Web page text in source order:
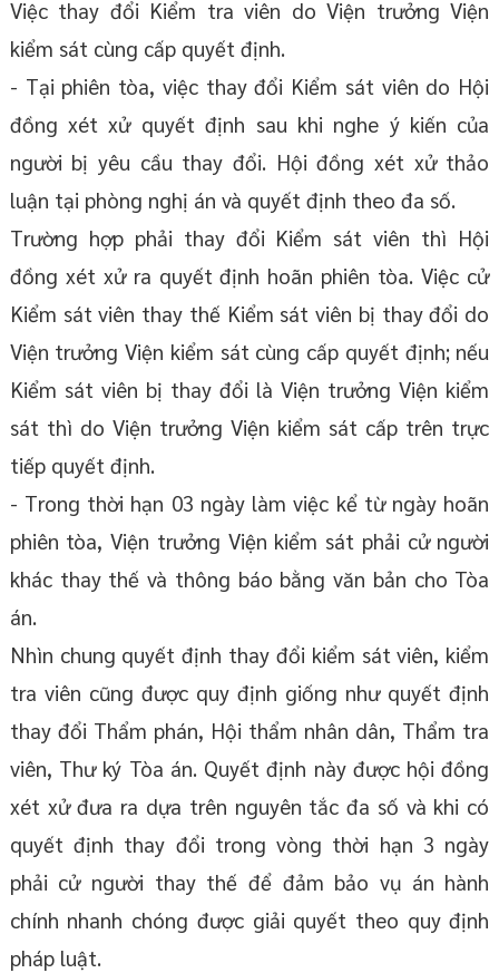
Việc thay đổi Kiểm tra viên do Viện trưởng Viện
kiểm sát cùng cấp quyết định.
- Tại phiên tòa, việc thay đổi Kiểm sát viên do Hội
đồng xét xử quyết định sau khi nghe ý kiến của
người bị yêu cầu thay đổi. Hội đồng xét xử thảo
luận tại phòng nghị án và quyết định theo đa số.
Trường hợp phải thay đổi Kiểm sát viên thì Hội
đồng xét xử ra quyết định hoãn phiên tòa. Việc cử
Kiểm sát viên thay thế Kiểm sát viên bị thay đổi do
Viện trưởng Viện kiểm sát cùng cấp quyết định; nếu
Kiểm sát viên bị thay đổi là Viện trưởng Viện kiểm
sát thì do Viện trưởng Viện kiểm sát cấp trên trực
tiếp quyết định.
- Trong thời hạn 03 ngày làm việc kể từ ngày hoãn
phiên tòa, Viện trưởng Viện kiểm sát phải cử người
khác thay thế và thông báo bằng văn bản cho Tòa
án.
Nhìn chung quyết định thay đổi kiểm sát viên, kiểm
tra viên cũng được quy định giống như quyết định
thay đổi Thẩm phán, Hội thẩm nhân dân, Thẩm tra
viên, Thư ký Tòa án. Quyết định này được hội đồng
xét xử đưa ra dựa trên nguyên tắc đa số và khi có
quyết định thay đổi trong vòng thời hạn 3 ngày
phải cử người thay thế để đảm bảo vụ án hành
chính nhanh chóng được giải quyết theo quy định
pháp luật.